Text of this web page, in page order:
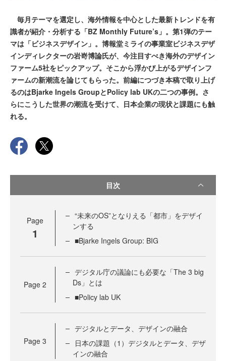
毎月テーマを選定し、海外情報を中心とした最新トレンドを有
識者が紹介・分析する「BZ Monthly Future’s」。第1弾のテー
マは「ビジネスデザイン」。博報堂ミライの事業室ビジネスデザ
インディレクターの岩嵜博論氏が、今注目すべき海外のデザイン
ファーム5社をピックアップ。そこから浮かび上がるデザインフ
ァームの新潮流を論じてもらった。前編につづき本稿で取り上げ
るのはBjarke Ingels GroupとPolicy lab UKの二つの事例。さ
らにこうした世界の潮流を受けて、日本企業の現状と課題にも触
れる。
目次
Page
1
“未来のOS”となりえる「都市」をデザイ
ンする
■Bjarke Ingels Group: BIG
Page 2
デジタル庁の議論にも必要な「The 3 big
Ds」とは
■Policy lab UK
Page 3
デジタルとデータ、デザインの融合
日本の課題（1）デジタルとデータ、デザ
インの融合